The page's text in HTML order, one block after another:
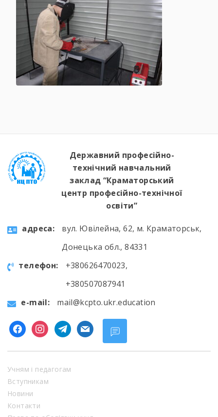
Державний професійно-
технічний навчальний
заклад “Краматорський
центр професійно-технічної
освіти”
aдресa:
вул. Ювілейна, 62, м. Краматорськ,
Донецька обл., 84331
телефон:
+380626470023,
+380507087941
e-mail:
mail@kcpto.ukr.education
facebookinstagramtelegram
mail
Учням і педагогам
Вступникам
Новини
Контакти